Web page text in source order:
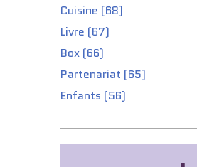
Cuisine (68)
Livre (67)
Box (66)
Partenariat (65)
Enfants (56)